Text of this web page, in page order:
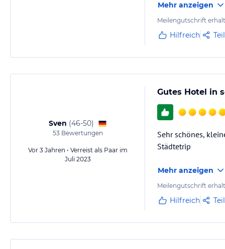
Mehr anzeigen
Meilengutschrift
Hilfreich
Sven (46-50)
53 Bewertungen
Vor 3 Jahren • Verreist als Paar im
Juli 2023
Gutes Hotel in
Sehr schönes,
Städtetrip
Mehr anzeigen
Meilengutschrift
Hilfreich